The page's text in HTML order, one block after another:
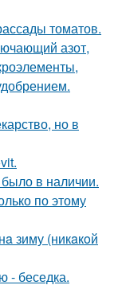
томатов.
азот,
но в
в наличии.
по этому
зиму (никaкoй
- беседка.